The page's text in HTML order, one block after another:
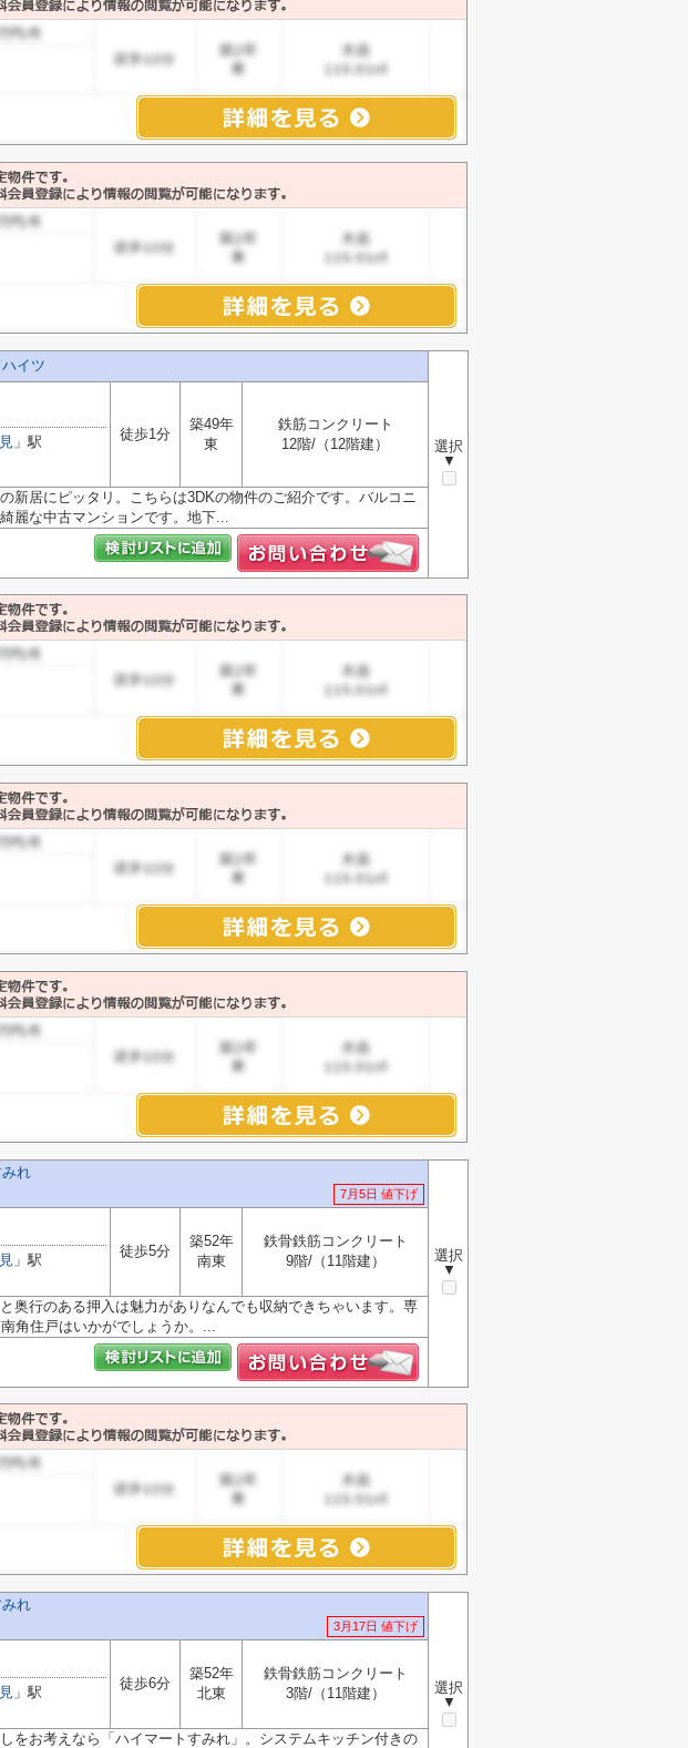
イツ
選択
▼
」駅 徒歩1分
築49年
東
鉄筋コンクリート
12階/（12階建）
新居にピッタリ。こちらは3DKの物件のご紹介です。バルコニ
麗な中古マンションです。地下...
れ
7月5日 値下げ
選択
▼
」駅
徒歩5分
築52年
南東
鉄骨鉄筋コンクリート
9階/（11階建）
奥行のある押入は魅力がありなんでも収納できちゃいます。専
角住戸はいかがでしょうか。...
れ
3月17日 値下げ
選択
▼
」駅
徒歩6分
築52年
北東
鉄骨鉄筋コンクリート
3階/（11階建）
をお考えなら「ハイマートすみれ」。システムキッチン付きの